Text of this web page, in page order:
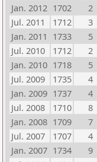
Jan. 2012 1702 2
Jul. 2011
1712 3
Jan. 2011 1733 5
Jul. 2010
1712 2
Jan. 2010 1718 5
Jul. 2009
1735 4
Jan. 2009 1737 4
Jul. 2008
1710 8
Jan. 2008 1709 7
Jul. 2007
1707 4
Jan. 2007 1734 9